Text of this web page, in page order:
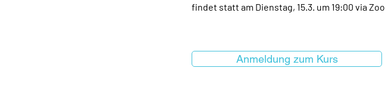
findet statt am Dienstag, 15.3. um 19:00 via
Anmeldung zum Kurs